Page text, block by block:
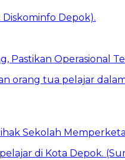
Pastikan Operasional
Sekolah